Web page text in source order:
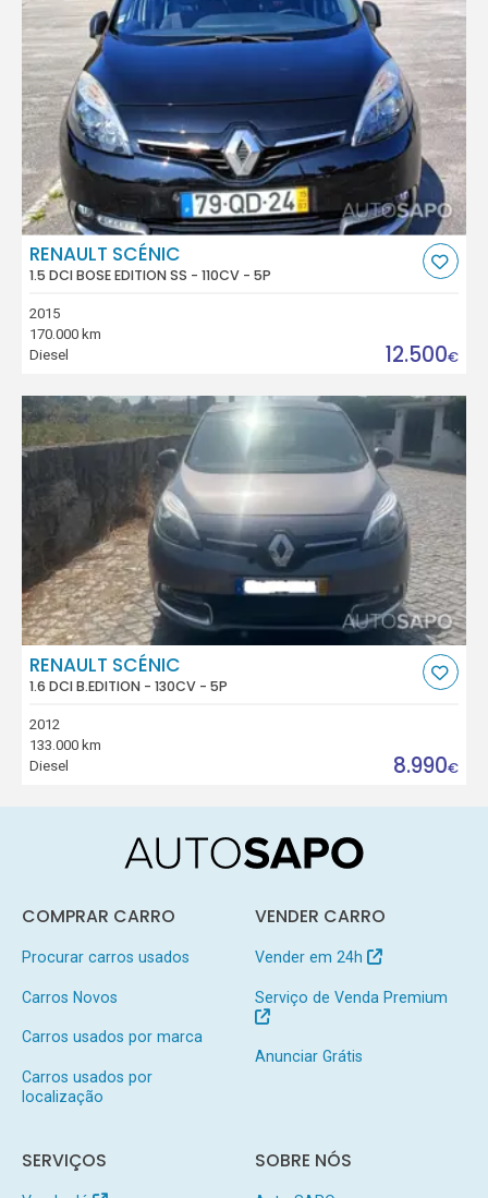
RENAULT SCÉNIC
1.5 DCI BOSE EDITION SS - 110CV - 5P
2015
170.000 km
Diesel
12.500€
RENAULT SCÉNIC
1.6 DCI B.EDITION - 130CV - 5P
2012
133.000 km
Diesel
8.990€
COMPRAR CARRO
Procurar carros usados
Carros Novos
Carros usados por marca
Carros usados por
localização
VENDER CARRO
Vender em 24h
Serviço de Venda Premium
Anunciar Grátis
SERVIÇOS SOBRE NÓS